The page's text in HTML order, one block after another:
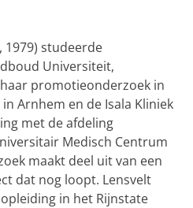
1979) studeerde
Universiteit,
promotieonderzoek in
Arnhem en de Isala Kliniek
met de afdeling
Medisch Centrum
maakt deel uit van een
dat nog loopt. Lensvelt
in het Rijnstate